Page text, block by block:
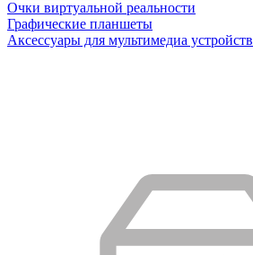
Очки виртуальной реальности
Графические планшеты
Аксессуары для мультимедиа устройств